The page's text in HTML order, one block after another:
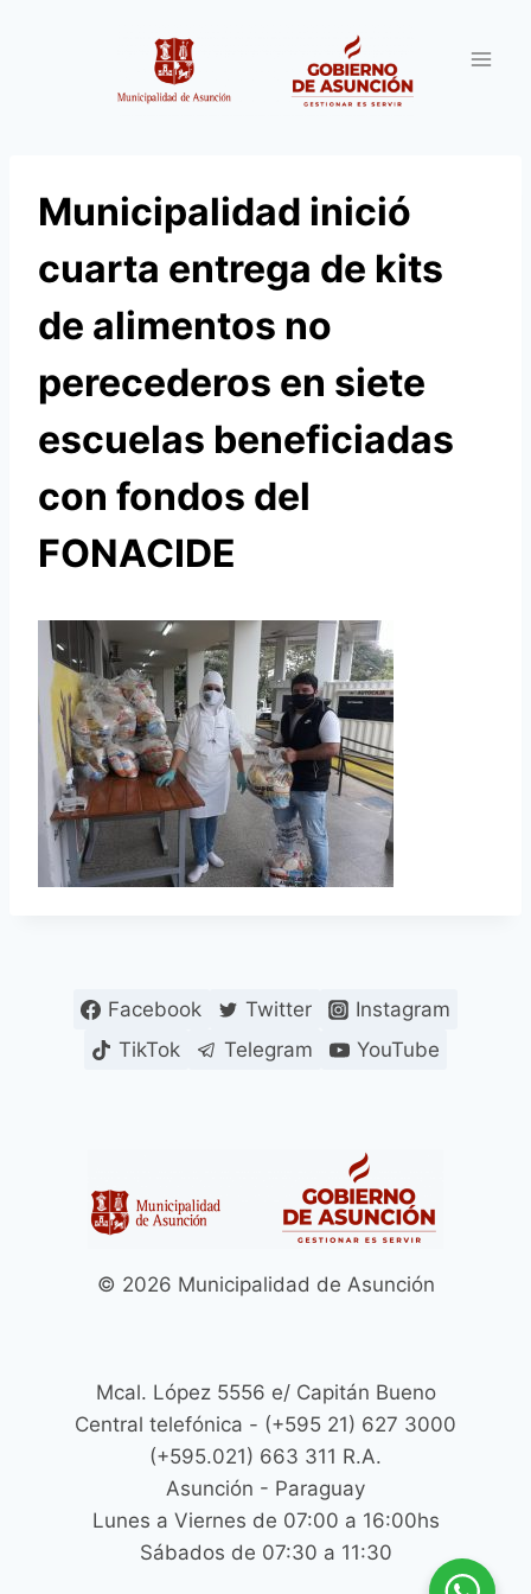
Municipalidad inició
cuarta entrega de kits
de alimentos no
perecederos en siete
escuelas beneficiadas
con fondos del
FONACIDE
Facebook Twitter
Instagram
TikTok
Telegram YouTube
© 2026 Municipalidad de Asunción
Mcal. López 5556 e/ Capitán Bueno
Central telefónica - (+595 21) 627 3000
(+595.021) 663 311 R.A.
Asunción - Paraguay
Lunes a Viernes de 07:00 a 16:00hs
Sábados de 07:30 a 11:30